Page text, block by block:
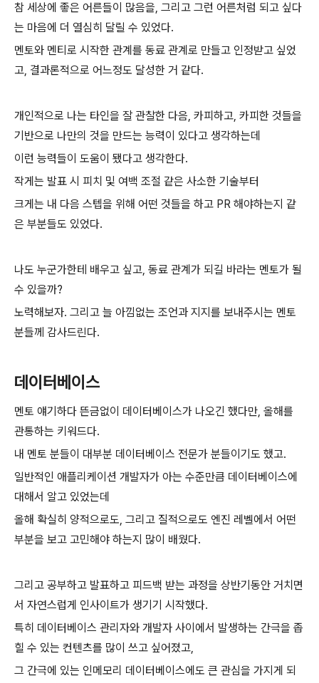
참 세상에 좋은 어른들이 많음을, 그리고 그런 어른처럼 되고 싶다
는 마음에 더 열심히 달릴 수 있었다.
멘토와 멘티로 시작한 관계를 동료 관계로 만들고 인정받고 싶었
고, 결과론적으로 어느정도 달성한 거 같다.
개인적으로 나는 타인을 잘 관찰한 다음, 카피하고, 카피한 것들을
기반으로 나만의 것을 만드는 능력이 있다고 생각하는데
이런 능력들이 도움이 됐다고 생각한다.
작게는 발표 시 피치 및 여백 조절 같은 사소한 기술부터
크게는 내 다음 스텝을 위해 어떤 것들을 하고 PR 해야하는지 같
은 부분들도 있었다.
나도 누군가한테 배우고 싶고, 동료 관계가 되길 바라는 멘토가 될
수 있을까?
노력해보자. 그리고 늘 아낌없는 조언과 지지를 보내주시는 멘토
분들께 감사드린다.
데이터베이스
멘토 얘기하다 뜬금없이 데이터베이스가 나오긴 했다만, 올해를
관통하는 키워드다.
내 멘토 분들이 대부분 데이터베이스 전문가 분들이기도 했고.
일반적인 애플리케이션 개발자가 아는 수준만큼 데이터베이스에
대해서 알고 있었는데
올해 확실히 양적으로도, 그리고 질적으로도 엔진 레벨에서 어떤
부분을 보고 고민해야 하는지 많이 배웠다.
그리고 공부하고 발표하고 피드백 받는 과정을 상반기동안 거치면
서 자연스럽게 인사이트가 생기기 시작했다.
특히 데이터베이스 관리자와 개발자 사이에서 발생하는 간극을 좁
힐 수 있는 컨텐츠를 많이 쓰고 싶어졌고,
그 간극에 있는 인메모리 데이터베이스에도 큰 관심을 가지게 되